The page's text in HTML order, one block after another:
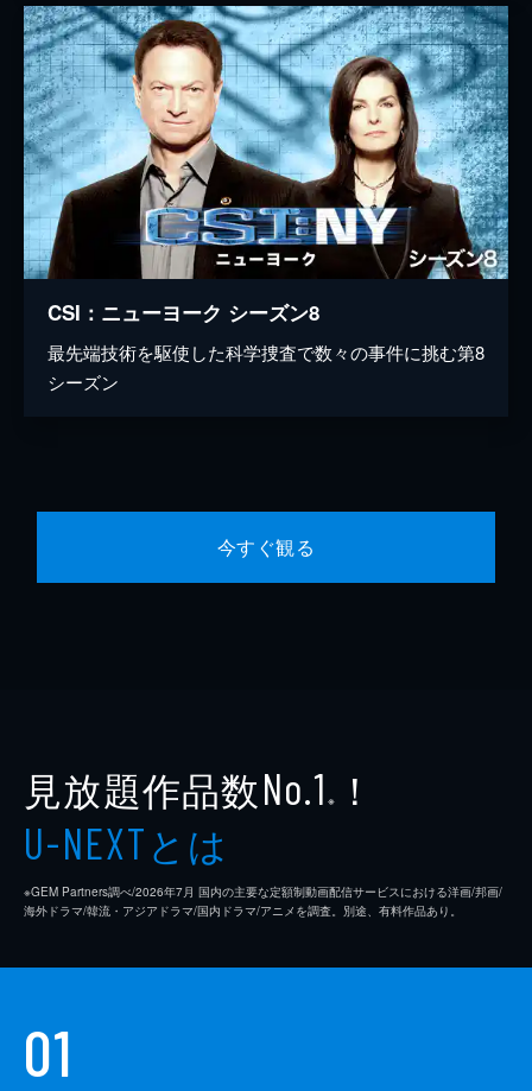
CSI：ニューヨーク シーズン8
最先端技術を駆使した科学捜査で数々の事件に挑む第8
シーズン
今すぐ観る
見放題作品数No.1 ※ ！
U-NEXTとは
※GEM Partners調べ/2026年7⽉ 国内の主要な定額制動画配信サービスにおける洋画/邦画/
海外ドラマ/韓流・アジアドラマ/国内ドラマ/アニメを調査。別途、有料作品あり。
01